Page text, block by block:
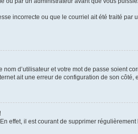
incorrecte ou que le courriel ait été traité par
d’utilisateur et votre mot de passe soient
ait une erreur de configuration de son côté,
effet, il est courant de supprimer